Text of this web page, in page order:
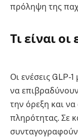
πρόληψη της
Τι είναι οι
Οι ενέσεις GLP-
να
την όρεξη και
πληρότητας. Σε